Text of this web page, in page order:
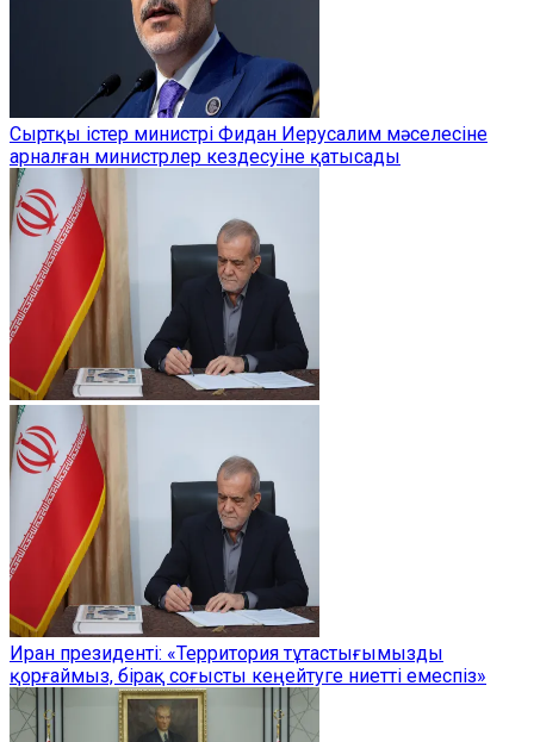
Сыртқы істер министрі Фидан Иерусалим мәселесіне
арналған министрлер кездесуіне қатысады
Иран президенті: «Территория тұтастығымызды
қорғаймыз, бірақ соғысты кеңейтуге ниетті емеспіз»